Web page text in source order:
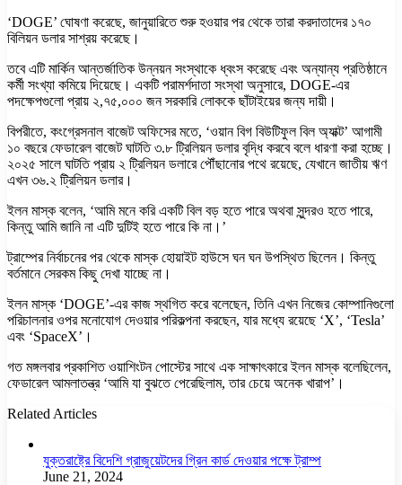
‘DOGE’ ঘোষণা করেছে, জানুয়ারিতে শুরু হওয়ার পর থেকে তারা করদাতাদের ১৭০
বিলিয়ন ডলার সাশ্রয় করেছে।
তবে এটি মার্কিন আন্তর্জাতিক উন্নয়ন সংস্থাকে ধ্বংস করেছে এবং অন্যান্য প্রতিষ্ঠানে
কর্মী সংখ্যা কমিয়ে দিয়েছে। একটি পরামর্শদাতা সংস্থা অনুসারে, DOGE-এর
পদক্ষেপগুলো প্রায় ২,৭৫,০০০ জন সরকারি লোককে ছাঁটাইয়ের জন্য দায়ী।
বিপরীতে, কংগ্রেসনাল বাজেট অফিসের মতে, ‘ওয়ান বিগ বিউটিফুল বিল অ্যাক্ট’ আগামী
১০ বছরে ফেডারেল বাজেট ঘাটতি ৩.৮ ট্রিলিয়ন ডলার বৃদ্ধি করবে বলে ধারণা করা হচ্ছে।
২০২৫ সালে ঘাটতি প্রায় ২ ট্রিলিয়ন ডলারে পৌঁছানোর পথে রয়েছে, যেখানে জাতীয় ঋণ
এখন ৩৬.২ ট্রিলিয়ন ডলার।
ইলন মাস্ক বলেন, ‘আমি মনে করি একটি বিল বড় হতে পারে অথবা সুন্দরও হতে পারে,
কিন্তু আমি জানি না এটি দুটিই হতে পারে কি না।’
ট্রাম্পের নির্বাচনের পর থেকে মাস্ক হোয়াইট হাউসে ঘন ঘন উপস্থিত ছিলেন। কিন্তু
বর্তমানে সেরকম কিছু দেখা যাচ্ছে না।
ইলন মাস্ক ‘DOGE’-এর কাজ স্থগিত করে বলেছেন, তিনি এখন নিজের কোম্পানিগুলো
পরিচালনার ওপর মনোযোগ দেওয়ার পরিকল্পনা করছেন, যার মধ্যে রয়েছে ‘X’, ‘Tesla’
এবং ‘SpaceX’।
গত মঙ্গলবার প্রকাশিত ওয়াশিংটন পোস্টের সাথে এক সাক্ষাৎকারে ইলন মাস্ক বলেছিলেন,
ফেডারেল আমলাতন্ত্র ‘আমি যা বুঝতে পেরেছিলাম, তার চেয়ে অনেক খারাপ’।
Related Articles
যুক্তরাষ্ট্রে বিদেশি গ্রাজুয়েটদের গ্রিন কার্ড দেওয়ার পক্ষে ট্রাম্প
June 21, 2024